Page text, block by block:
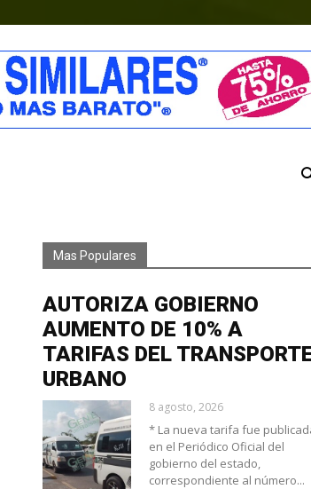
Mas Populares
AUTORIZA GOBIERNO
AUMENTO DE 10% A
TARIFAS DEL
URBANO
8 agosto, 2026
* La nueva tarifa fue
en el Periódico Oficial del
gobierno del estado,
correspondiente al número...